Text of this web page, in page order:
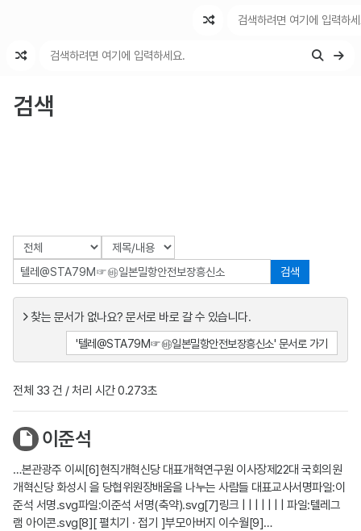
검색
검색
찾는 문서가 없나요? 문서로 바로 갈 수 있습니다.
'텔레@STA79M☞㉳일본밀항안전보장흥신소' 문서로 가기
전체 33 건 / 처리 시간 0.273초
이준석
…본관광주 이씨[6]현직개혁신당 대표개혁연구원 이사장제22대 국회의원
개혁신당 화성시 을 당협위원장배움을 나누는 사람들 대표교사서명파일:이
준석 서명.svg파일:이준석 서명(축약).svg[7]링크 | | | | | | | 파일:텔레그
램 아이콘.svg[8][ 펼치기 · 접기 ]부모아버지 이수월[9]…